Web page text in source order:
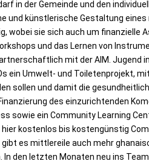
in der Gemeinde und den
und künstlerische Gestaltung eines
wobei sie sich auch um finanzielle
und das Lernen von
mit der AIM. Jugend
ein Umwelt- und Toiletenprojekt,
sollen und damit die
des einzurichtenden
sowie ein Community Learning
kostenlos bis kostengünstig
gibt es mittlereile auch mehr
den letzten Monaten neu ins